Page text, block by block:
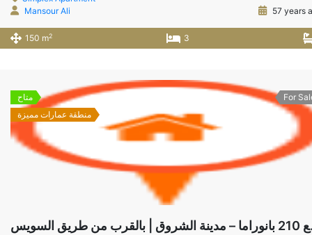
Mansour Ali
57 years
150 m2 3
متاح
منطقة عمارات مميزة
For
السويس